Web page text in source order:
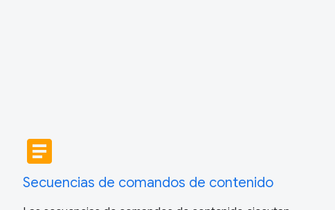
article
Secuencias de comandos de contenido